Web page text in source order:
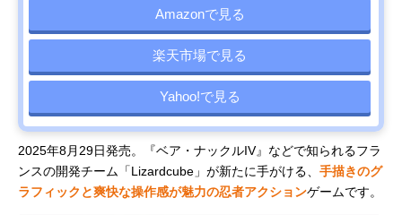
Amazonで見る
楽天市場で見る
Yahoo!で見る
2025年8月29日発売。『ベア・ナックルIV』などで知られるフラ
ンスの開発チーム「Lizardcube」が新たに手がける、 手描きのグ
ラフィックと爽快な操作感が魅力の忍者アクションゲームです。